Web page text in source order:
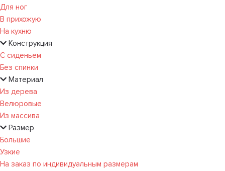
Для ног
В прихожую
На кухню
Конструкция
С сиденьем
Без спинки
Материал
Из дерева
Велюровые
Из массива
Размер
Большие
Узкие
На заказ по индивидуальным размерам